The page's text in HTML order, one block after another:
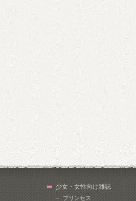
少女・女性向け雑誌
プリンセス